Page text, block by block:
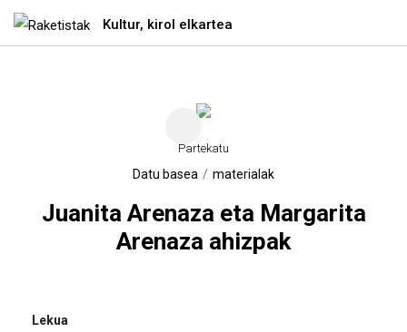
Ir directamente al contenido
Kultur, kirol elkartea
Partekatu
Datu basea materialak
Juanita Arenaza eta Margarita
Arenaza ahizpak